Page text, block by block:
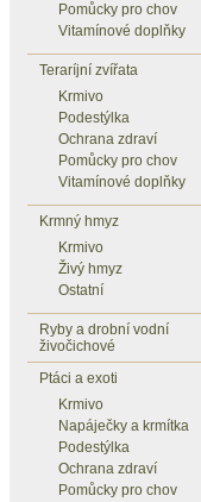
Pomůcky pro chov
Vitamínové doplňky
Teraríjní zvířata
Krmivo
Podestýlka
Ochrana zdraví
Pomůcky pro chov
Vitamínové doplňky
Krmný hmyz
Krmivo
Živý hmyz
Ostatní
Ryby a drobní vodní
živočichové
Ptáci a exoti
Krmivo
Napáječky a krmítka
Podestýlka
Ochrana zdraví
Pomůcky pro chov